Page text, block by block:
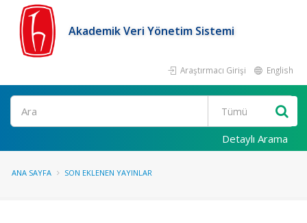
Akademik Veri Yönetim Sistemi
Araştırmacı Girişi English
Ara
Detaylı Arama
ANA SAYFA SON EKLENEN YAYINLAR